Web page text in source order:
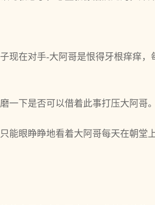
现在对手-大阿哥是恨得牙根痒痒，
一下是否可以借着此事打压大阿哥。
能眼睁睁地看着大阿哥每天在朝堂